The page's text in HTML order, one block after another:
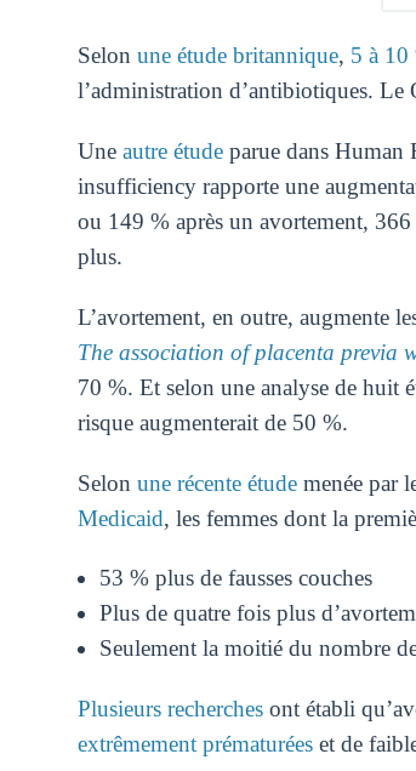
Selon une étude britannique, 5 à 10
l’administration d’antibiotiques. Le
Une autre étudeparue dans Human
insufficiency rapporte une
ou 149 % après un avortement,
plus.
L’avortement, en outre, augmente
The association of placenta previa
70 %. Et selon une analyse de huit
risque augmenterait de 50 %.
Selon une récente étudemenée par
Medicaid, les femmes dont la
53 % plus de fausses couches
Plus de quatre fois plus
Seulement la moitié du nombre
Plusieurs recherchesont établi
extrêmement prématuréeset de